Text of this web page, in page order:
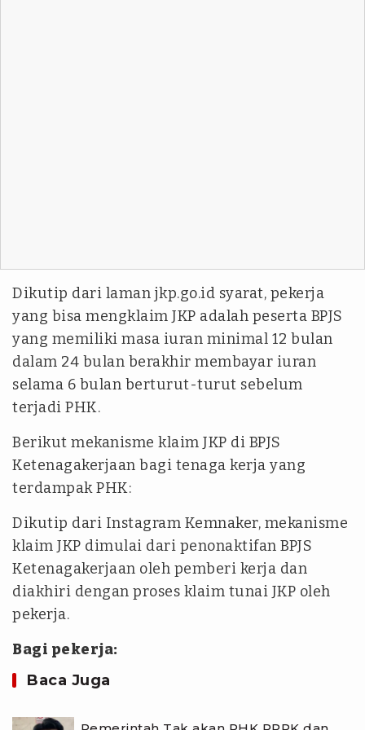
Dikutip dari laman jkp.go.id syarat, pekerja
yang bisa mengklaim JKP adalah peserta BPJS
yang memiliki masa iuran minimal 12 bulan
dalam 24 bulan berakhir membayar iuran
selama 6 bulan berturut-turut sebelum
terjadi PHK.
Berikut mekanisme klaim JKP di BPJS
Ketenagakerjaan bagi tenaga kerja yang
terdampak PHK:
Dikutip dari Instagram Kemnaker, mekanisme
klaim JKP dimulai dari penonaktifan BPJS
Ketenagakerjaan oleh pemberi kerja dan
diakhiri dengan proses klaim tunai JKP oleh
pekerja.
Bagi pekerja:
Baca Juga